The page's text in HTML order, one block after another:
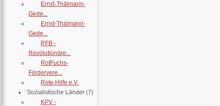
Ernst-Thälmann-
Gede...
Ernst-Thälmann-
Gede...
RFB -
Revolutionäre...
RotFuchs-
Fördervere...
Rote Hilfe e.V.
Sozialistische Länder (7)
KPV -